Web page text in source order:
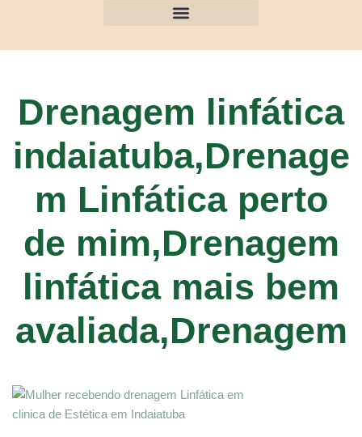
Drenagem linfática
indaiatuba,Drenage
m Linfática perto
de mim,Drenagem
linfática mais bem
avaliada,Drenagem